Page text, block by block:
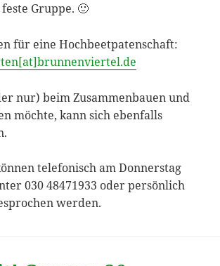
Gruppe. 🙂
für eine Hochbeetpatenschaft:
nur) beim Zusammenbauen und
möchte, kann sich ebenfalls
telefonisch am Donnerstag
030 48471933 oder persönlich
werden.